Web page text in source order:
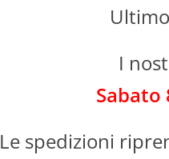
Cod. Produttore:
Band, display
MicroSD (fino a
NGM BAG
Marca:
I
Sabato
Le spedizioni